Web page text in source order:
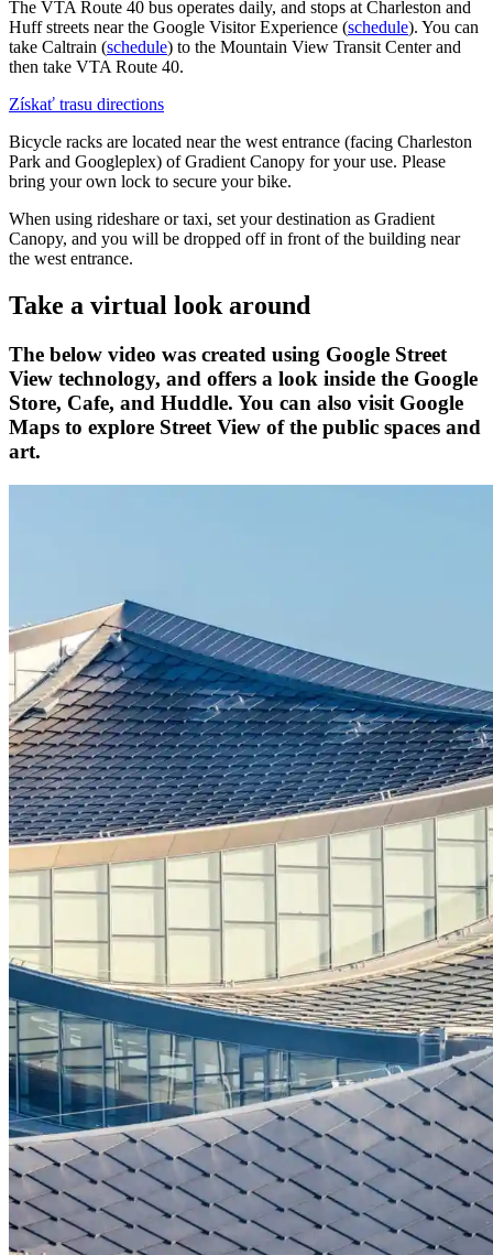
The VTA Route 40 bus operates daily, and stops at Charleston and
Huff streets near the Google Visitor Experience (schedule). You can
take Caltrain (schedule) to the Mountain View Transit Center and
then take VTA Route 40.
Získať trasu directions
Bicycle racks are located near the west entrance (facing Charleston
Park and Googleplex) of Gradient Canopy for your use. Please
bring your own lock to secure your bike.
When using rideshare or taxi, set your destination as Gradient
Canopy, and you will be dropped off in front of the building near
the west entrance.
Take a virtual look around
The below video was created using Google Street
View technology, and offers a look inside the Google
Store, Cafe, and Huddle. You can also visit Google
Maps to explore Street View of the public spaces and
art.